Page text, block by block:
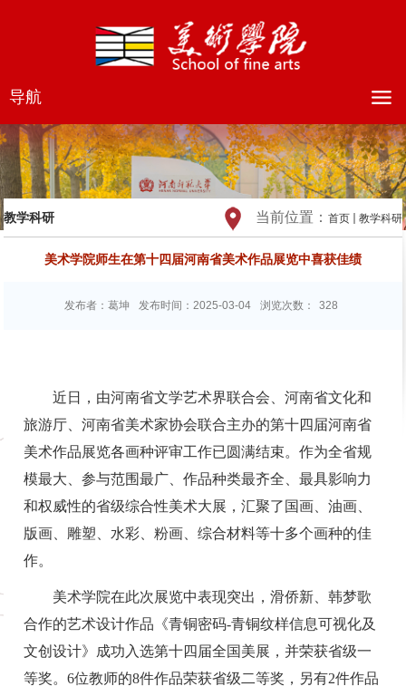
导航
教学科研 当前位置： 首页 教学科研
美术学院师生在第十四届河南省美术作品展览中喜获佳绩
发布者：葛坤 发布时间：2025-03-04 浏览次数： 328
近日，由河南省文学艺术界联合会、河南省文化和
旅游厅、河南省美术家协会联合主办的第十四届河南省
美术作品展览各画种评审工作已圆满结束。作为全省规
模最大、参与范围最广、作品种类最齐全、最具影响力
和权威性的省级综合性美术大展，汇聚了国画、油画、
版画、雕塑、水彩、粉画、综合材料等十多个画种的佳
作。
美术学院在此次展览中表现突出，滑侨新、韩梦歌
合作的艺术设计作品《青铜密码-青铜纹样信息可视化及
文创设计》成功入选第十四届全国美展，并荣获省级一
等奖。6位教师的8件作品荣获省级二等奖，另有2件作品